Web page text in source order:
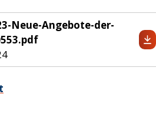
Neue-Angebote-der-